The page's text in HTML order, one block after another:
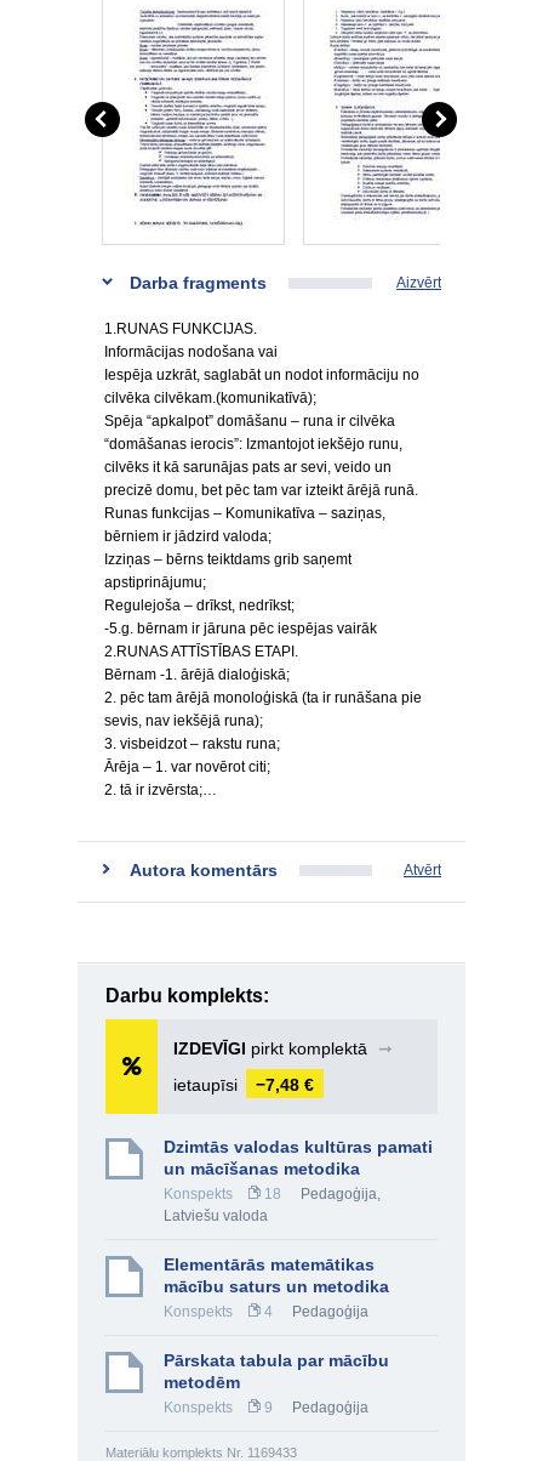
Darba fragments Aizvērt
1.RUNAS FUNKCIJAS.
Informācijas nodošana vai
Iespēja uzkrāt, saglabāt un nodot informāciju no
cilvēka cilvēkam.(komunikatīvā);
Spēja “apkalpot” domāšanu – runa ir cilvēka
“domāšanas ierocis”: Izmantojot iekšējo runu,
cilvēks it kā sarunājas pats ar sevi, veido un
precizē domu, bet pēc tam var izteikt ārējā runā.
Runas funkcijas – Komunikatīva – saziņas,
bērniem ir jādzird valoda;
Izziņas – bērns teiktdams grib saņemt
apstiprinājumu;
Regulejoša – drīkst, nedrīkst;
-5.g. bērnam ir jāruna pēc iespējas vairāk
2.RUNAS ATTĪSTĪBAS ETAPI.
Bērnam -1. ārējā dialoģiskā;
2. pēc tam ārējā monoloģiskā (ta ir runāšana pie
sevis, nav iekšējā runa);
3. visbeidzot – rakstu runa;
Ārēja – 1. var novērot citi;
2. tā ir izvērsta;…
Autora komentārs Atvērt
Darbu komplekts:
IZDEVĪGI pirkt komplektā
➞
ietaupīsi
−7,48 €
Dzimtās valodas kultūras pamati
un mācīšanas metodika
Konspekts 18 Pedagoģija,
Latviešu valoda
Elementārās matemātikas
mācību saturs un metodika
Konspekts 4 Pedagoģija
Pārskata tabula par mācību
metodēm
Konspekts 9 Pedagoģija
Materiālu komplekts Nr. 1169433